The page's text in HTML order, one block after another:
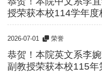
授荣获本校114学年度
2026-07-01 荣誉
恭贺！本院英文系李
副教授荣获本校115